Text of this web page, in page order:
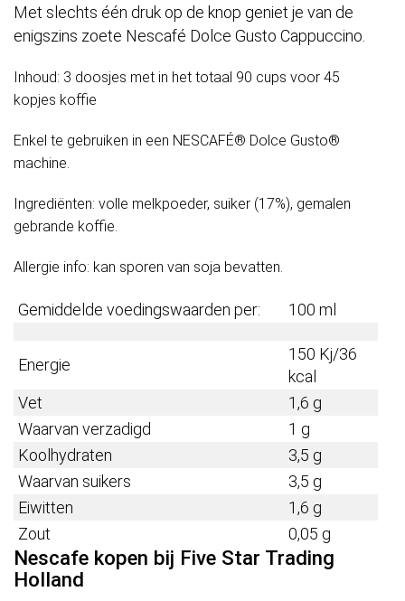
Met slechts één druk op de knop geniet je van de
enigszins zoete Nescafé Dolce Gusto Cappuccino.
Inhoud: 3 doosjes met in het totaal 90 cups voor 45
kopjes koffie
Enkel te gebruiken in een NESCAFÉ® Dolce Gusto®
machine.
Ingrediënten: volle melkpoeder, suiker (17%), gemalen
gebrande koffie.
Allergie info: kan sporen van soja bevatten.
Gemiddelde voedingswaarden per: 100 ml
Energie
150 Kj/36
kcal
Vet
1,6 g
Waarvan verzadigd
1 g
Koolhydraten
3,5 g
Waarvan suikers
3,5 g
Eiwitten
1,6 g
Zout
0,05 g
Nescafe kopen bij Five Star Trading
Holland